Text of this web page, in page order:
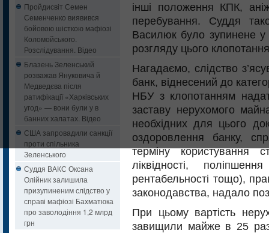
Пройдисвіт Семен
Семенченко виявився
бойовою шісткою мафіозі
Коломойського.
Розслідування. Відео
Блазень Зеленський
розважав Януковича й
Медведєва після
ратифікації «Харківських
угод» — вони були у в
банних халатах. Відео
США запровадили санкції
проти спільника
Зеленського
Суддя ВАКС Оксана
Олійник залишила
призупиненим слідство у
справі мафіозі Бахматюка
про заволодіння 1,2 млрд
грн
інші положення КПК,
перебування. Суддя
Василюк було зупинене у
розгляду цього
Нагадаємо, слідство
банк, віднесений до
НБУ з клопотанням
заставу нерухомого
необхідних для цього
оздоровлення банку,
терміну користування
ліквідності,
рентабельності тощо),
законодавства, надало
При цьому вартість
завищили майже в 25